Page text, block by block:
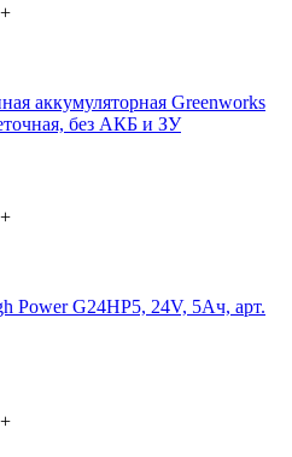
+
аккумуляторная Greenworks
без АКБ и ЗУ
+
Power G24HP5, 24V, 5Ач, арт.
+